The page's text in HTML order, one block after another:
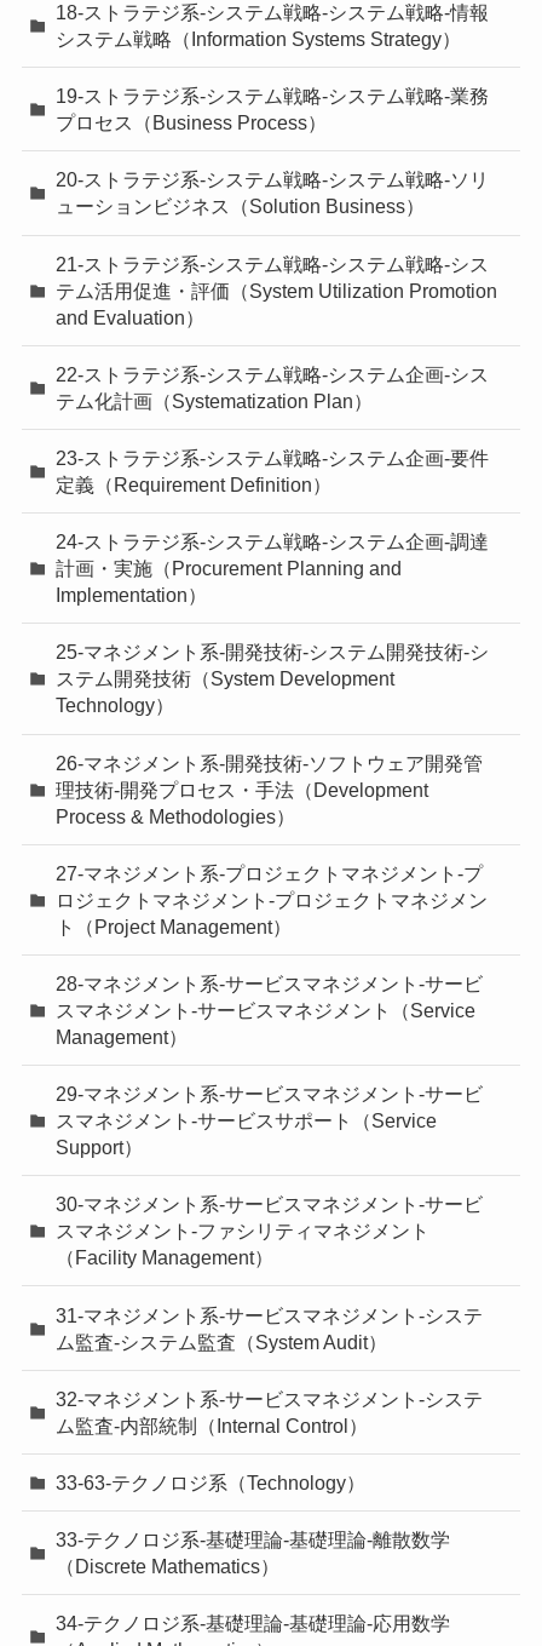
18-ストラテジ系-システム戦略-システム戦略-情報
システム戦略（Information Systems Strategy）
19-ストラテジ系-システム戦略-システム戦略-業務
プロセス（Business Process）
20-ストラテジ系-システム戦略-システム戦略-ソリ
ューションビジネス（Solution Business）
21-ストラテジ系-システム戦略-システム戦略-シス
テム活用促進・評価（System Utilization Promotion
and Evaluation）
22-ストラテジ系-システム戦略-システム企画-シス
テム化計画（Systematization Plan）
23-ストラテジ系-システム戦略-システム企画-要件
定義（Requirement Definition）
24-ストラテジ系-システム戦略-システム企画-調達
計画・実施（Procurement Planning and
Implementation）
25-マネジメント系-開発技術-システム開発技術-シ
ステム開発技術（System Development
Technology）
26-マネジメント系-開発技術-ソフトウェア開発管
理技術-開発プロセス・手法（Development
Process & Methodologies）
27-マネジメント系-プロジェクトマネジメント-プ
ロジェクトマネジメント-プロジェクトマネジメン
ト（Project Management）
28-マネジメント系-サービスマネジメント-サービ
スマネジメント-サービスマネジメント（Service
Management）
29-マネジメント系-サービスマネジメント-サービ
スマネジメント-サービスサポート（Service
Support）
30-マネジメント系-サービスマネジメント-サービ
スマネジメント-ファシリティマネジメント
（Facility Management）
31-マネジメント系-サービスマネジメント-システ
ム監査-システム監査（System Audit）
32-マネジメント系-サービスマネジメント-システ
ム監査-内部統制（Internal Control）
33-63-テクノロジ系（Technology）
33-テクノロジ系-基礎理論-基礎理論-離散数学
（Discrete Mathematics）
34-テクノロジ系-基礎理論-基礎理論-応用数学